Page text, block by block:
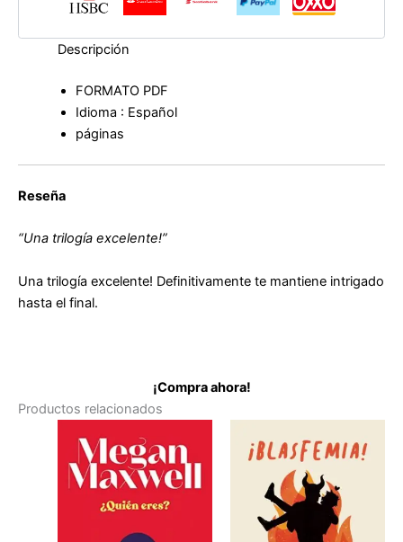
de
cantidad
Descripción
FORMATO PDF
Idioma : Español
páginas
Reseña
“Una trilogía excelente!”
Una trilogía excelente! Definitivamente te mantiene intrigado
hasta el final.
¡Compra ahora!
Productos relacionados